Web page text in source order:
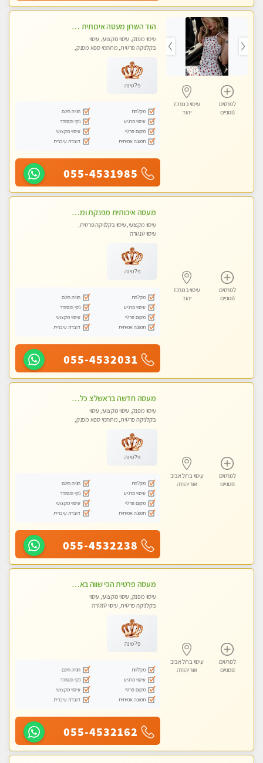
לפרטים
נוספים
עיסוי במרכז
יהוד
הוד השרון מעסה איכותית מפנקת ומקצועית לעיסוי חלומי .....
עיסוי מפנק, עיסוי מקצועי, עיסוי
בקלניקה פרטית, מתחמי ספא מפנק,
פלטינה
מקלחת
חניה חינם
עיסוי מרגיע
נקי ומסודר
מקום פרטי
עיסוי מקצועי
תמונה אמיתית
דוברת עיברית
055-4531985
לפרטים
נוספים
עיסוי במרכז
יהוד
מעסה איכותית מפנקת ומקצועית מאוד בהוד השרון
עיסוי מקצועי, עיסוי בקלניקה פרטית,
עיסוי טנטרה
פלטינה
מקלחת
חניה חינם
עיסוי מרגיע
נקי ומסודר
מקום פרטי
עיסוי מקצועי
תמונה אמיתית
דוברת עיברית
055-4532031
לפרטים
נוספים
עיסוי בתל אביב
אור יהודה
מעסה חדשה בראשלצ כל סוגי העיסויים מעסה מקצועית ואיכותית פרטי!!!
עיסוי מפנק, עיסוי מקצועי, עיסוי
בקלניקה פרטית, מתחמי ספא מפנק,
פלטינה
מקלחת
חניה חינם
עיסוי מרגיע
נקי ומסודר
מקום פרטי
עיסוי מקצועי
תמונה אמיתית
דוברת עיברית
055-4532238
לפרטים
נוספים
עיסוי בתל אביב
אור יהודה
מעסה פרטית הכי שווה באזור המרכז!!!
עיסוי מפנק, עיסוי מקצועי, עיסוי
בקלניקה פרטית, עיסוי טנטרה
פלטינה
מקלחת
חניה חינם
עיסוי מרגיע
נקי ומסודר
מקום פרטי
עיסוי מקצועי
תמונה אמיתית
דוברת עיברית
055-4532162